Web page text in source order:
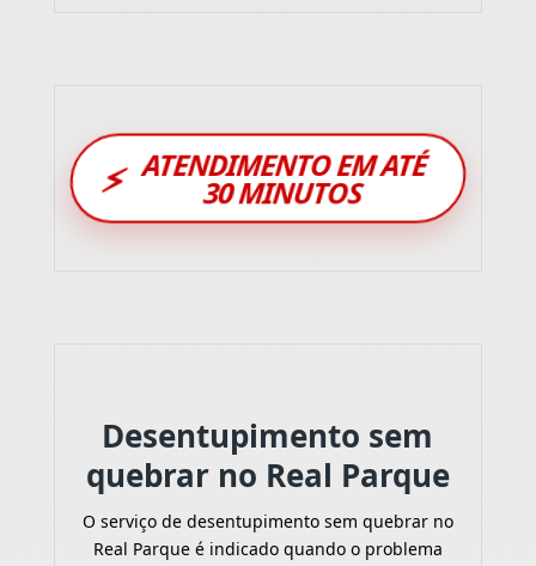
⚡ ATENDIMENTO EM ATÉ
30 MINUTOS
Desentupimento sem
quebrar no Real Parque
O serviço de desentupimento sem quebrar no
Real Parque é indicado quando o problema